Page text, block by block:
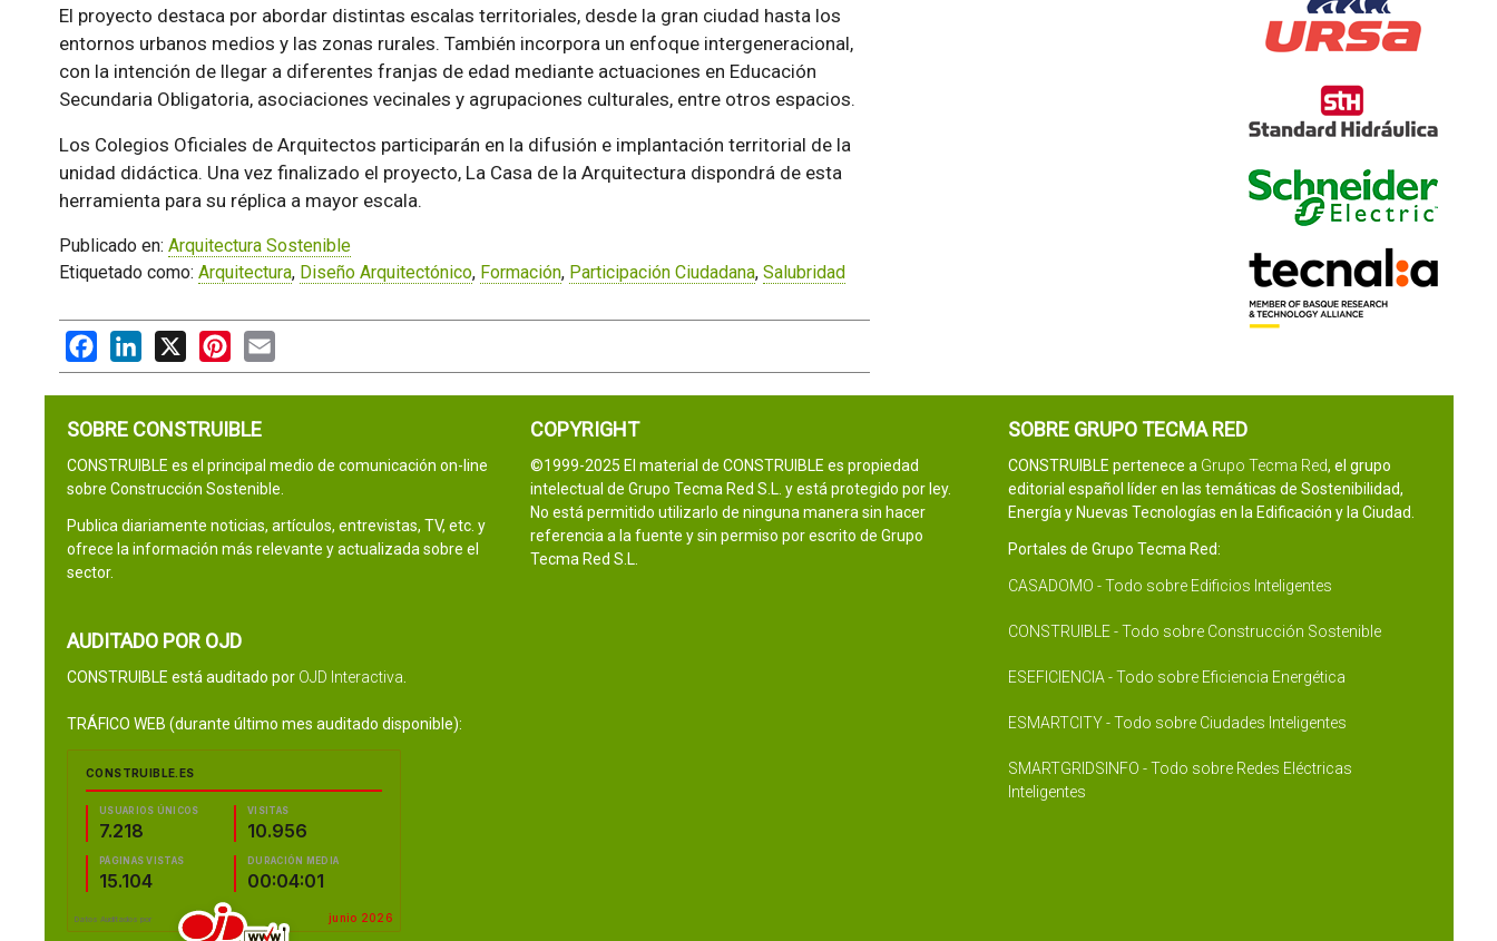
El proyecto destaca por abordar distintas escalas territoriales, desde la gran ciudad hasta los
entornos urbanos medios y las zonas rurales. También incorpora un enfoque intergeneracional,
con la intención de llegar a diferentes franjas de edad mediante actuaciones en Educación
Secundaria Obligatoria, asociaciones vecinales y agrupaciones culturales, entre otros espacios.
Los Colegios Oficiales de Arquitectos participarán en la difusión e implantación territorial de la
unidad didáctica. Una vez finalizado el proyecto, La Casa de la Arquitectura dispondrá de esta
herramienta para su réplica a mayor escala.
Publicado en: Arquitectura Sostenible
Etiquetado como: Arquitectura, Diseño Arquitectónico, Formación, Participación Ciudadana, Salubridad
FacebookLinkedIn
X PinterestEmail
SOBRE CONSTRUIBLE
CONSTRUIBLE es el principal medio de comunicación on-line
sobre Construcción Sostenible.
Publica diariamente noticias, artículos, entrevistas, TV, etc. y
ofrece la información más relevante y actualizada sobre el
sector.
AUDITADO POR OJD
CONSTRUIBLE está auditado por OJD Interactiva
TRÁFICO WEB (durante último mes auditado disponible):
COPYRIGHT
©1999-2025 El material de CONSTRUIBLE es propiedad
intelectual de Grupo Tecma Red S.L. y está protegido por ley.
No está permitido utilizarlo de ninguna manera sin hacer
referencia a la fuente y sin permiso por escrito de Grupo
Tecma Red S.L.
SOBRE GRUPO TECMA RED
CONSTRUIBLE pertenece a Grupo Tecma Red, el grupo
editorial español líder en las temáticas de Sostenibilidad,
Energía y Nuevas Tecnologías en la Edificación y la Ciudad.
Portales de Grupo Tecma Red:
CASADOMO - Todo sobre Edificios Inteligentes
CONSTRUIBLE - Todo sobre Construcción Sostenible
ESEFICIENCIA - Todo sobre Eficiencia Energética
ESMARTCITY - Todo sobre Ciudades Inteligentes
SMARTGRIDSINFO - Todo sobre Redes Eléctricas
Inteligentes